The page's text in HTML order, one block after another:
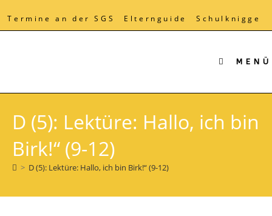
springen
Termine an der SGS Elternguide Schulknigge
MENÜ
D (5): Lektüre: Hallo, ich bin
Birk!“ (9-12)
> D (5): Lektüre: Hallo, ich bin Birk!“ (9-12)